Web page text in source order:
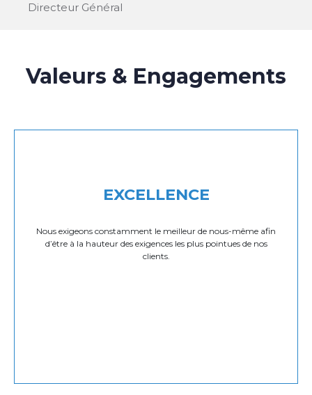
Directeur Général
Valeurs & Engagements
EXCELLENCE
Nous exigeons constamment le meilleur de nous-même afin
d’être à la hauteur des exigences les plus pointues de nos
clients.